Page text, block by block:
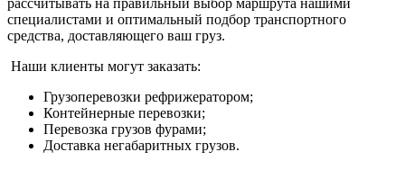
специалистами и оптимальный подбор транспортного
средства, доставляющего ваш груз.
Наши клиенты могут заказать:
Грузоперевозки рефрижератором;
Контейнерные перевозки;
Перевозка грузов фурами;
Доставка негабаритных грузов.